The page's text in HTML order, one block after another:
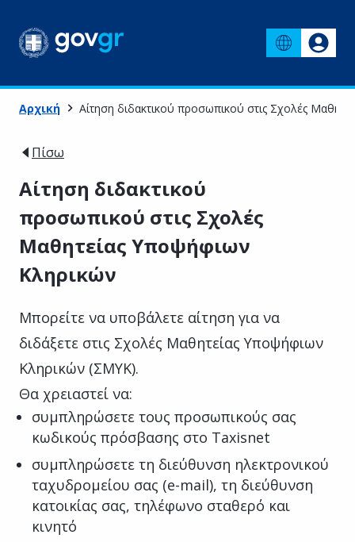
Αρχική Αίτηση διδακτικού προσωπικού στις Σχολές
Πίσω
Αίτηση διδακτικού
προσωπικού στις Σχολές
Μαθητείας Υποψήφιων
Κληρικών
Μπορείτε να υποβάλετε αίτηση για να
διδάξετε στις Σχολές Μαθητείας Υποψήφιων
Κληρικών (ΣΜΥΚ).
Θα χρειαστεί να:
συμπληρώσετε τους προσωπικούς σας
κωδικούς πρόσβασης στο Taxisnet
συμπληρώσετε τη διεύθυνση ηλεκτρονικού
ταχυδρομείου σας (e-mail), τη διεύθυνση
κατοικίας σας, τηλέφωνο σταθερό και
κινητό